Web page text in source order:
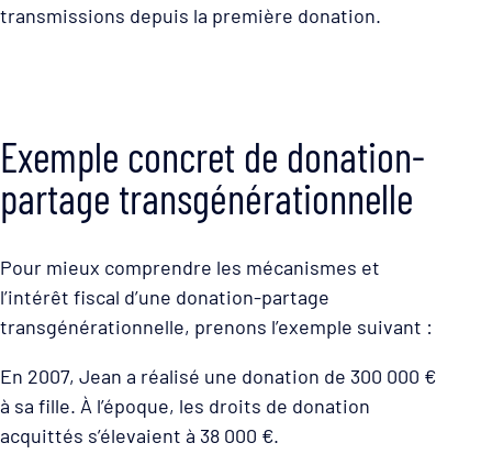
transmissions depuis la première donation.
Exemple concret de donation-
partage transgénérationnelle
Pour mieux comprendre les mécanismes et
l’intérêt fiscal d’une donation-partage
transgénérationnelle, prenons l’exemple suivant :
En 2007, Jean a réalisé une donation de 300 000 €
à sa fille. À l’époque, les droits de donation
acquittés s’élevaient à 38 000 €.